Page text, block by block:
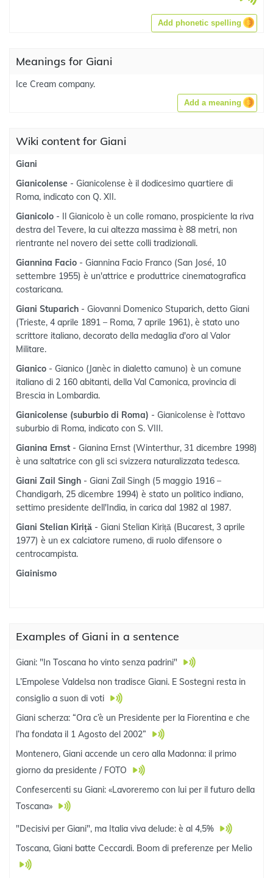
Add phonetic spelling
Meanings for Giani
Ice Cream company.
Add a meaning
Wiki content for Giani
Giani
Gianicolense - Gianicolense è il dodicesimo quartiere di
Roma, indicato con Q. XII.
Gianicolo - Il Gianicolo è un colle romano, prospiciente la riva
destra del Tevere, la cui altezza massima è 88 metri, non
rientrante nel novero dei sette colli tradizionali.
Giannina Facio - Giannina Facio Franco (San José, 10
settembre 1955) è un'attrice e produttrice cinematografica
costaricana.
Giani Stuparich - Giovanni Domenico Stuparich, detto Giani
(Trieste, 4 aprile 1891 – Roma, 7 aprile 1961), è stato uno
scrittore italiano, decorato della medaglia d'oro al Valor
Militare.
Gianico - Gianico (Janèc in dialetto camuno) è un comune
italiano di 2 160 abitanti, della Val Camonica, provincia di
Brescia in Lombardia.
Gianicolense (suburbio di Roma) - Gianicolense è l'ottavo
suburbio di Roma, indicato con S. VIII.
Gianina Ernst - Gianina Ernst (Winterthur, 31 dicembre 1998)
è una saltatrice con gli sci svizzera naturalizzata tedesca.
Giani Zail Singh - Giani Zail Singh (5 maggio 1916 –
Chandigarh, 25 dicembre 1994) è stato un politico indiano,
settimo presidente dell'India, in carica dal 1982 al 1987.
Giani Stelian Kiriță - Giani Stelian Kiriță (Bucarest, 3 aprile
1977) è un ex calciatore rumeno, di ruolo difensore o
centrocampista.
Giainismo
Examples of Giani in a sentence
Giani: "In Toscana ho vinto senza padrini"
L’Empolese Valdelsa non tradisce Giani. E Sostegni resta in
consiglio a suon di voti
Giani scherza: “Ora c’è un Presidente per la Fiorentina e che
l’ha fondata il 1 Agosto del 2002”
Montenero, Giani accende un cero alla Madonna: il primo
giorno da presidente / FOTO
Confesercenti su Giani: «Lavoreremo con lui per il futuro della
Toscana»
"Decisivi per Giani", ma Italia viva delude: è al 4,5%
Toscana, Giani batte Ceccardi. Boom di preferenze per Melio